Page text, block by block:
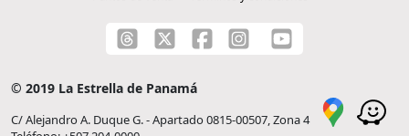
© 2019 La Estrella de Panamá
C/ Alejandro A. Duque G. - Apartado 0815-00507, Zona 4